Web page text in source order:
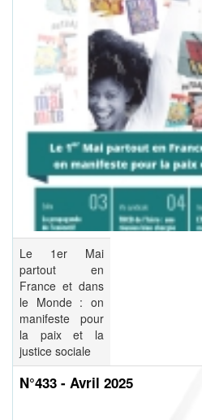
Le 1er Mai
partout en
France et dans
le Monde : on
manifeste pour
la paix et la
justice sociale
N°433 - Avril 2025